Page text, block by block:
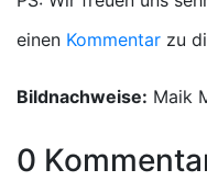
einen Kommentar zu
Bildnachweise: Maik
0